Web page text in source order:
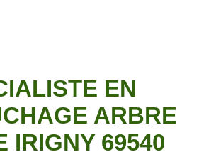
EN
ARBRE
IRIGNY 69540